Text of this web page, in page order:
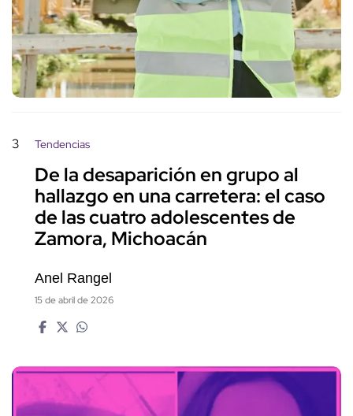
3 Tendencias
De la desaparición en grupo al
hallazgo en una carretera: el caso
de las cuatro adolescentes de
Zamora, Michoacán
Anel Rangel
15 de abril de 2026